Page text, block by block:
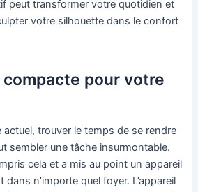
peut transformer votre quotidien et
votre silhouette dans le confort
pour votre
actuel, trouver le temps de se rendre
sembler une tâche insurmontable.
cela et a mis au point un appareil
dans n’importe quel foyer. L’appareil